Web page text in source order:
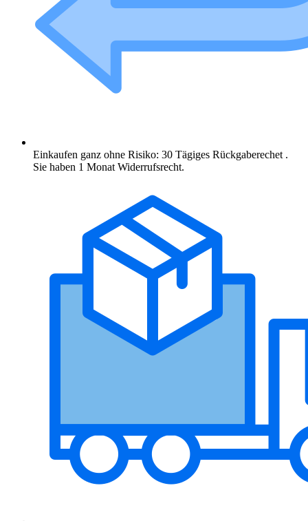
Einkaufen ganz ohne Risiko: 30 Tägiges Rückgaberechet .
Sie haben 1 Monat Widerrufsrecht.